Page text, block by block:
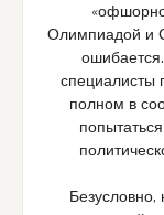
Олимпиадой и
специалисты
полном в